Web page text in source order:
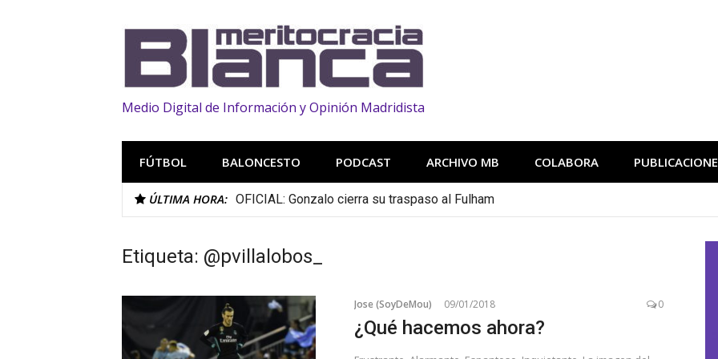
Medio Digital de Información y Opinión Madridista
FÚTBOL BALONCESTO PODCAST ARCHIVO MB COLABORA
ÚLTIMA HORA: OFICIAL: Gonzalo cierra su traspaso al Fulham
Etiqueta: @pvillalobos_
Jose (SoyDeMou) 09/01/2018 0
¿Qué hacemos ahora?